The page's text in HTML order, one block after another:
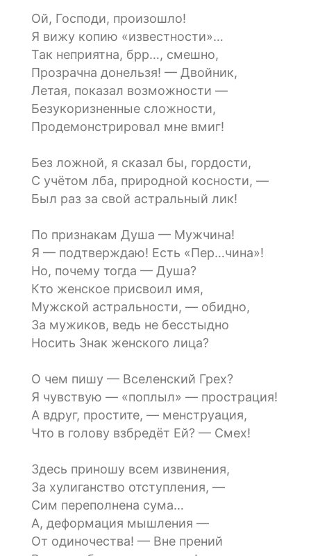
Ой, Господи, произошло!
Я вижу копию «известности»…
Так неприятна, брр…, смешно,
Прозрачна донельзя! — Двойник,
Летая, показал возможности —
Безукоризненные сложности,
Продемонстрировал мне вмиг!
Без ложной, я сказал бы, гордости,
С учётом лба, природной косности, —
Был раз за свой астральный лик!
По признакам Душа — Мужчина!
Я — подтверждаю! Есть «Пер…чина»!
Но, почему тогда — Душа?
Кто женское присвоил имя,
Мужской астральности, — обидно,
За мужиков, ведь не бесстыдно
Носить Знак женского лица?
О чем пишу — Вселенский Грех?
Я чувствую — «поплыл» — прострация!
А вдруг, простите, — менструация,
Что в голову взбредёт Ей? — Смех!
Здесь приношу всем извинения,
За хулиганство отступления, —
Сим переполнена сума…
А, деформация мышления —
От одиночества! — Вне прений